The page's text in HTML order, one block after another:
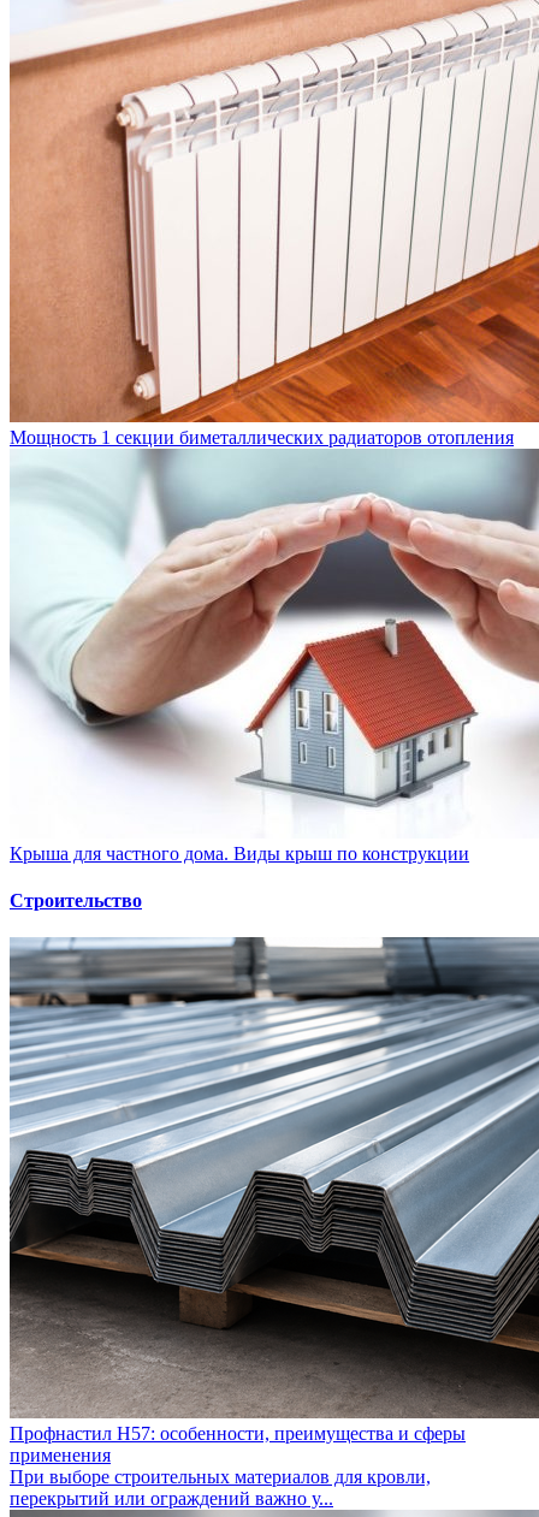
Мощность 1 секции биметаллических радиаторов отопления
Крыша для частного дома. Виды крыш по конструкции
Строительство
Профнастил Н57: особенности, преимущества и сферы
применения
При выборе строительных материалов для кровли,
перекрытий или ограждений важно у...